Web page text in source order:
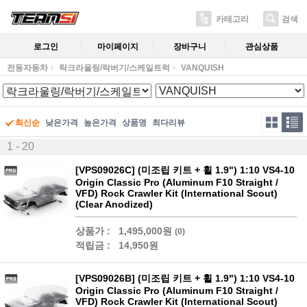
카테고리 검색
로그인 마이페이지 장바구니 관심상품
전동자동차 락크라울링/락버기/스케일트럭 VANQUISH
최신순 낮은가격 높은가격 상품명 최다리뷰
1 - 20
[VPS09026C] (미조립 키트 + 휠 1.9") 1:10 VS4-10
Origin Classic Pro (Aluminum F10 Straight /
VFD) Rock Crawler Kit (International Scout)
(Clear Anodized)
상품가 : 1,495,000원 (0)
적립금 : 14,950원
[VPS09026B] (미조립 키트 + 휠 1.9") 1:10 VS4-10
Origin Classic Pro (Aluminum F10 Straight /
VFD) Rock Crawler Kit (International Scout)